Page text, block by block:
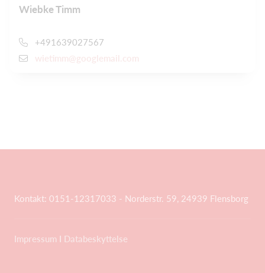
Wiebke Timm
+491639027567
wietimm@googlemail.com
Kontakt: 0151-12317033 - Norderstr. 59, 24939 Flensborg
Impressum I Databeskyttelse